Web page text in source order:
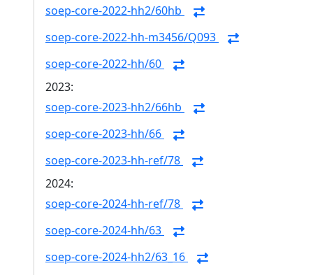
soep-core-2022-hh2/60hb
soep-core-2022-hh-m3456/Q093
soep-core-2022-hh/60
2023:
soep-core-2023-hh2/66hb
soep-core-2023-hh/66
soep-core-2023-hh-ref/78
2024:
soep-core-2024-hh-ref/78
soep-core-2024-hh/63
soep-core-2024-hh2/63_16